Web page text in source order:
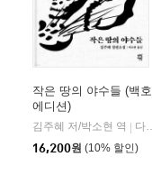
작은 땅의 야수들 (백호
에디션)
김주혜 저/박소현 역
다산책방
16,200원 (10% 할인)